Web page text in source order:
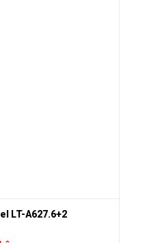
LT-A627.6+2